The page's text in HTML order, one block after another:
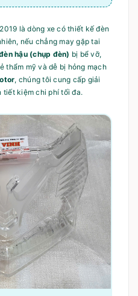
là dòng xe có thiết kế đèn
nếu chẳng may gặp tai
hậu (chụp đèn) bị bể vỡ,
thẩm mỹ và dễ bị hỏng mạch
, chúng tôi cung cấp giải
tiết kiệm chi phí tối đa.